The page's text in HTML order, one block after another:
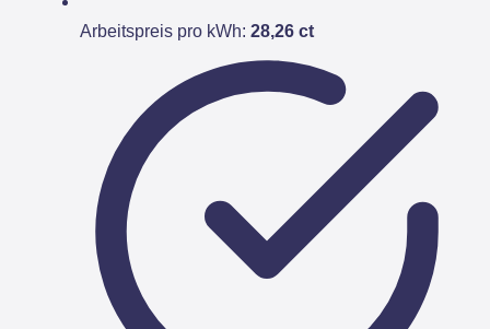
Arbeitspreis pro kWh: 28,26 ct